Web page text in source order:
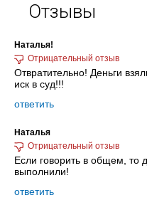
Отзывы
Наталья!
Отвратительно! Деньги
иск в суд!!!
ответить
Наталья
Если говорить в общем, то
выполнили!
ответить